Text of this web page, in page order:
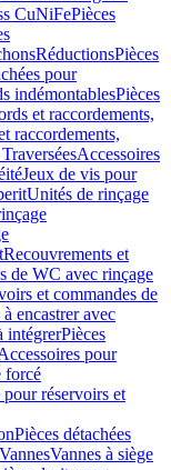
CuNiFePièces
RéductionsPièces
pour
indémontablesPièces
et raccordements,
raccordements,
Accessoires
Jeux de vis pour
Unités de rinçage
Recouvrements et
de WC avec rinçage
et commandes de
encastrer avec
intégrerPièces
pour
forcé
pour réservoirs et
Pièces détachées
VannesVannes à siège